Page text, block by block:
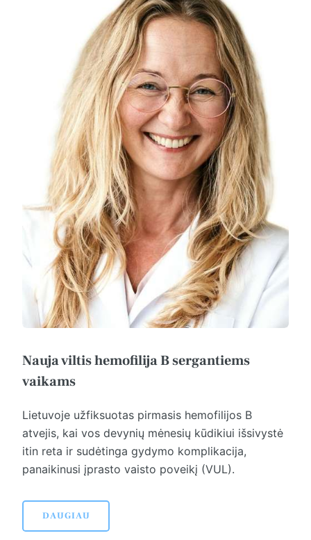
Nauja viltis hemofilija B sergantiems
vaikams
Lietuvoje užfiksuotas pirmasis hemofilijos B
atvejis, kai vos devynių mėnesių kūdikiui išsivystė
itin reta ir sudėtinga gydymo komplikacija,
panaikinusi įprasto vaisto poveikį (VUL).
DAUGIAU